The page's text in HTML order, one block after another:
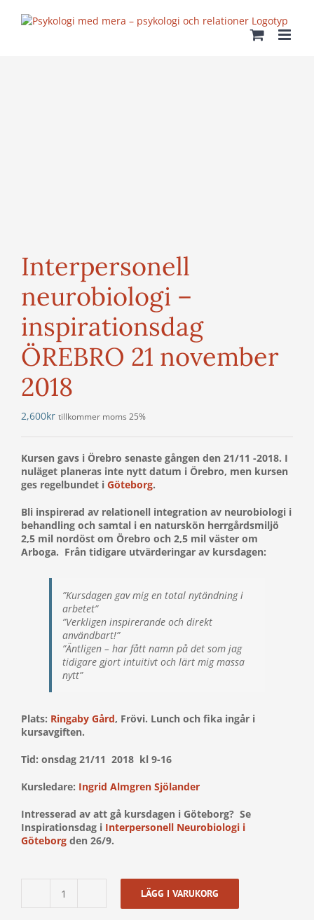
Interpersonell
neurobiologi –
inspirationsdag
ÖREBRO 21 november
2018
2,600kr tillkommer moms 25%
Kursen gavs i Örebro senaste gången den 21/11 -2018. I
nuläget planeras inte nytt datum i Örebro, men kursen
ges regelbundet i Göteborg.
Bli inspirerad av relationell integration av neurobiologi i
behandling och samtal i en naturskön herrgårdsmiljö
2,5 mil nordöst om Örebro och 2,5 mil väster om
Arboga. Från tidigare utvärderingar av kursdagen:
”Kursdagen gav mig en total nytändning i
arbetet”
”Verkligen inspirerande och direkt
användbart!”
”Äntligen – har fått namn på det som jag
tidigare gjort intuitivt och lärt mig massa
nytt”
Plats: Ringaby Gård, Frövi. Lunch och fika ingår i
kursavgiften.
Tid: onsdag 21/11 2018 kl 9-16
Kursledare: Ingrid Almgren Sjölander
Intresserad av att gå kursdagen i Göteborg? Se
Inspirationsdag i Interpersonell Neurobiologi i
Göteborg den 26/9.
Interpersonell
neurobiologi
LÄGG I VARUKORG